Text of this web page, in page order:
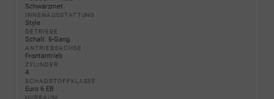
Schwarzmet.
INNENAUSSTATTUNG
Style
GETRIEBE
Schalt. 6-Gang
ANTRIEBSACHSE
Frontantrieb
ZYLINDER
4
SCHADSTOFFKLASSE
Euro 6 EB
HUBRAUM